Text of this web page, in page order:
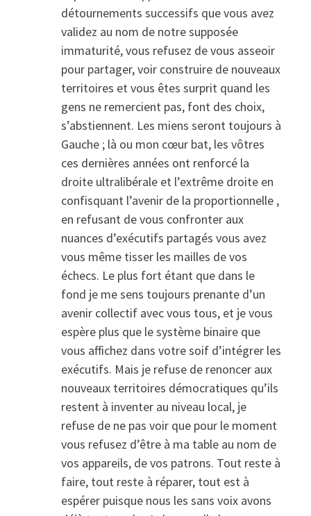
détournements successifs que vous avez
validez au nom de notre supposée
immaturité, vous refusez de vous asseoir
pour partager, voir construire de nouveaux
territoires et vous êtes surprit quand les
gens ne remercient pas, font des choix,
s’abstiennent. Les miens seront toujours à
Gauche ; là ou mon cœur bat, les vôtres
ces dernières années ont renforcé la
droite ultralibérale et l’extrême droite en
confisquant l’avenir de la proportionnelle ,
en refusant de vous confronter aux
nuances d’exécutifs partagés vous avez
vous même tisser les mailles de vos
échecs. Le plus fort étant que dans le
fond je me sens toujours prenante d’un
avenir collectif avec vous tous, et je vous
espère plus que le système binaire que
vous affichez dans votre soif d’intégrer les
exécutifs. Mais je refuse de renoncer aux
nouveaux territoires démocratiques qu’ils
restent à inventer au niveau local, je
refuse de ne pas voir que pour le moment
vous refusez d’être à ma table au nom de
vos appareils, de vos patrons. Tout reste à
faire, tout reste à réparer, tout est à
espérer puisque nous les sans voix avons